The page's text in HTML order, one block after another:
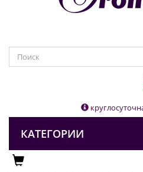
КАТЕГОРИИ